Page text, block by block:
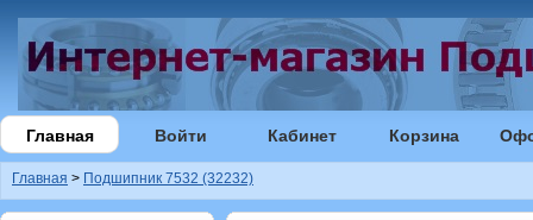
Главная Войти Кабинет Корзина
Главная > Подшипник 7532 (32232)